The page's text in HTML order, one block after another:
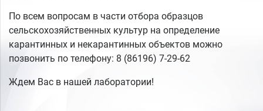
По всем вопросам в части отбора образцов
сельскохозяйственных культур на определение
карантинных и некарантинных объектов можно
позвонить по телефону: 8 (86196) 7-29-62
Ждем Вас в нашей лаборатории!